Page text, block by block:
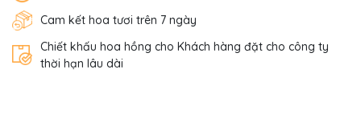
Cam kết hoa tươi trên 7 ngày
Chiết khấu hoa hồng cho Khách hàng đặt cho công ty
thời hạn lâu dài